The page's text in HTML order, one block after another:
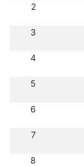
2
3
4
5
6
7
8